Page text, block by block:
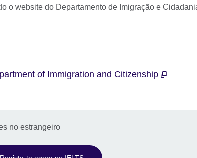
o website do Departamento de Imigração e
of Immigration and Citizenship
no estrangeiro